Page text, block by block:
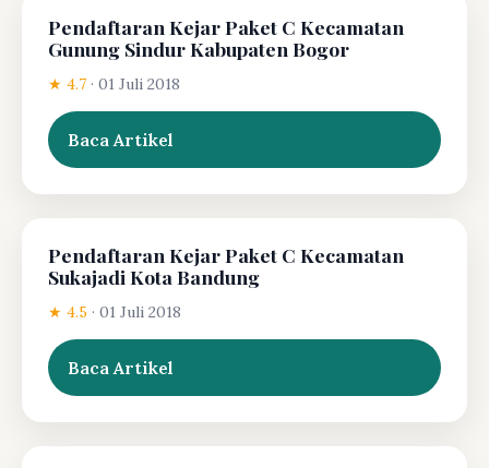
Pendaftaran Kejar Paket C Kecamatan
Gunung Sindur Kabupaten Bogor
★ 4.7 · 01 Juli 2018
Baca Artikel
Pendaftaran Kejar Paket C Kecamatan
Sukajadi Kota Bandung
★ 4.5 · 01 Juli 2018
Baca Artikel